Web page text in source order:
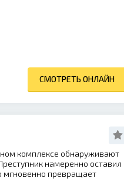
СМОТРЕТЬ ОНЛАЙН
комплексе обнаруживают
намеренно оставил
мгновенно превращает